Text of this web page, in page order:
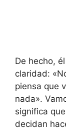
De hecho,
claridad:
piensa que
nada».
significa
decidan